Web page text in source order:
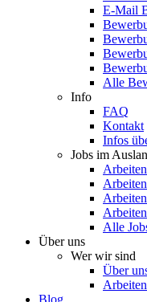
E-Mail
Alle
Info
FAQ
Kontakt
Infos
Jobs im
Alle
Über uns
Wer wir sind
Über
Blog